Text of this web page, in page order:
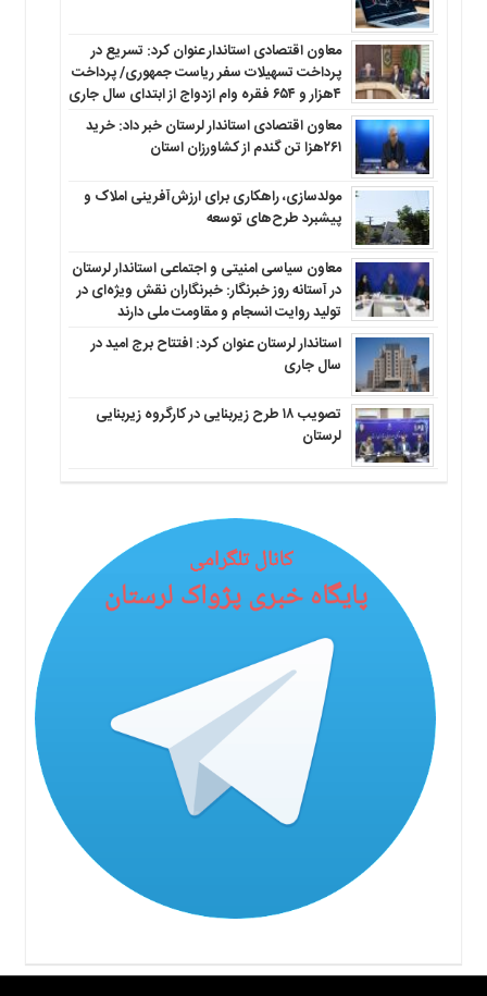
معاون اقتصادی استاندار عنوان کرد: تسریع در
پرداخت تسهیلات سفر ریاست جمهوری/ پرداخت
۴هزار و ۶۵۴ فقره وام ازدواج از ابتدای سال جاری
معاون اقتصادی استاندار لرستان خبر داد: خرید
۲۶۱هزا تن گندم از کشاورزان استان
مولدسازی، راهکاری برای ارزش‌آفرینی املاک و
پیشبرد طرح‌های توسعه
معاون سیاسی امنیتی و اجتماعی استاندار لرستان
در آستانه روز خبرنگار: خبرنگاران نقش ویژه‌ای در
تولید روایت انسجام و مقاومت ملی دارند
استاندار لرستان عنوان کرد: افتتاح برج امید در
سال جاری
تصویب ۱۸ طرح زیربنایی در کارگروه زیربنایی
لرستان